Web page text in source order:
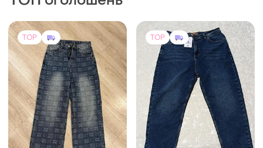
ТОП оголошень
TOP TOP